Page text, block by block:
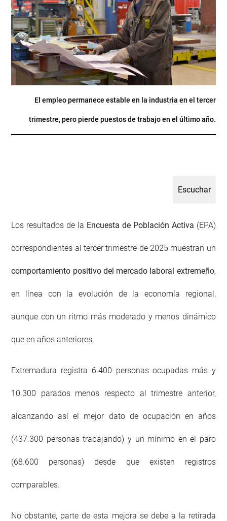
El empleo permanece estable en la industria en el tercer
trimestre, pero pierde puestos de trabajo en el último año.
Los resultados de la Encuesta de Población Activa (EPA)
correspondientes al tercer trimestre de 2025 muestran un
comportamiento positivo del mercado laboral extremeño,
en línea con la evolución de la economía regional,
aunque con un ritmo más moderado y menos dinámico
que en años anteriores.
Extremadura registra 6.400 personas ocupadas más y
10.300 parados menos respecto al trimestre anterior,
alcanzando así el mejor dato de ocupación en años
(437.300 personas trabajando) y un mínimo en el paro
(68.600 personas) desde que existen registros
comparables.
No obstante, parte de esta mejora se debe a la retirada